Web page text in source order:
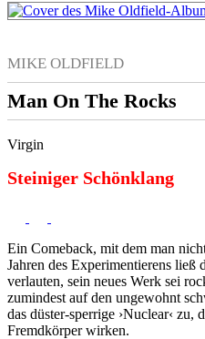
MIKE OLDFIELD
Man On The Rocks
Virgin
Steiniger Schönklang
Ein Comeback, mit dem man
Jahren des Experimentierens
verlauten, sein neues Werk sei
zumindest auf den ungewohnt
das düster-sperrige ›Nuclear‹ zu,
Fremdkörper wirken.